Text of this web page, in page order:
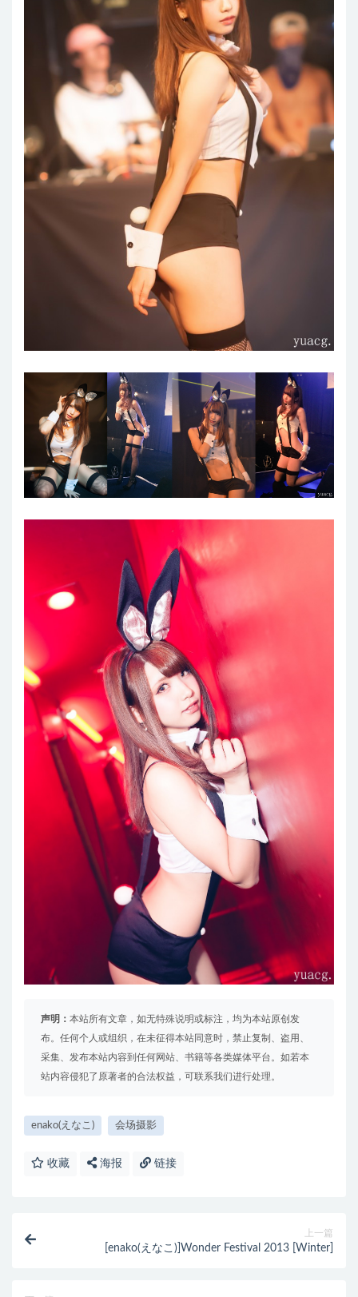
声明： 本站所有文章，如无特殊说明或标注，均为本站原创发
布。任何个人或组织，在未征得本站同意时，禁止复制、盗用、
采集、发布本站内容到任何网站、书籍等各类媒体平台。如若本
站内容侵犯了原著者的合法权益，可联系我们进行处理。
enako(えなこ) 会场摄影
收藏 海报 链接
上一篇
[enako(えなこ)]Wonder Festival 2013 [Winter]